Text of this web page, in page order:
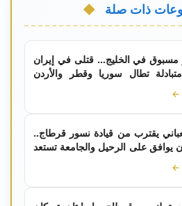
ذات صلة
مسبوق في الخليج... قتلى في إيران
تطال سوريا وقطر والأردن
←
يقترب من قيادة نسور قرطاج..
يوافق على الرحيل والجامعة تستعد
←